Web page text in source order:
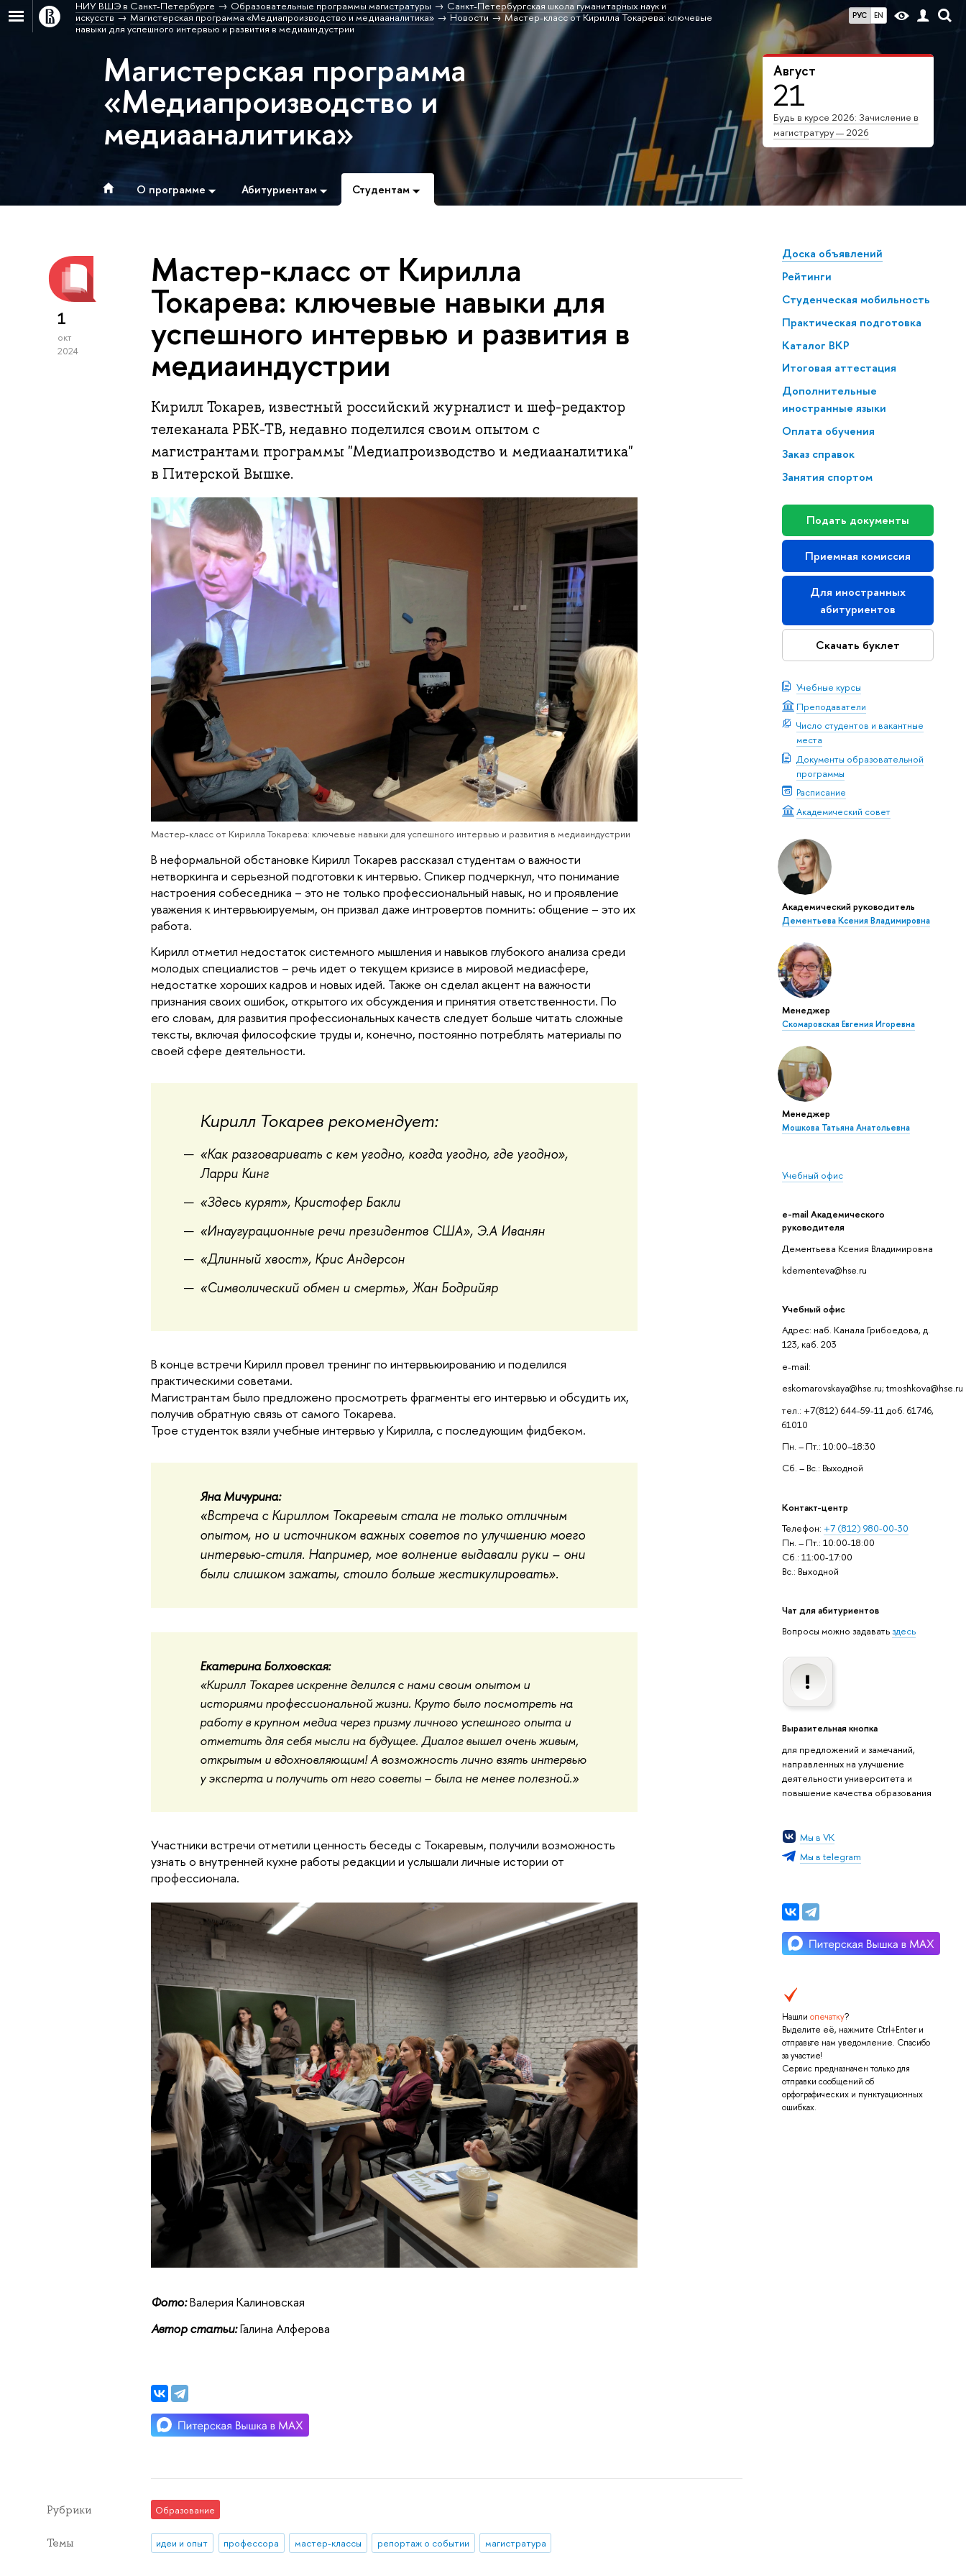
РУС EN
НИУ ВШЭ в Санкт-Петербурге Образовательные программы магистратуры
Санкт-Петербургская школа гуманитарных наук и
искусств
Магистерская программа «Медиапроизводство и медиааналитика» Новости
Мастер-класс от Кирилла Токарева: ключевые
навыки для успешного интервью и развития в медиаиндустрии
Август
21
Будь в курсе 2026: Зачисление в
магистратуру — 2026
Магистерская программа
«Медиапроизводство и
медиааналитика»
О программе Абитуриентам Студентам
Доска объявлений
Рейтинги
Студенческая мобильность
Практическая подготовка
Каталог ВКР
Итоговая аттестация
Дополнительные
иностранные языки
Оплата обучения
Заказ справок
Занятия спортом
Подать документы
Приемная комиссия
Для иностранных
абитуриентов
Скачать буклет
Учебные курсы
Преподаватели
Число студентов и вакантные
места
Документы образовательной
программы
Расписание
Академический совет
Академический руководитель
Дементьева Ксения Владимировна
Менеджер
Скомаровская Евгения Игоревна
Менеджер
Мошкова Татьяна Анатольевна
Учебный офис
e-mail Академического
руководителя
Дементьева Ксения Владимировна
kdementeva@hse.ru
Учебный офис
Адрес: наб. Канала Грибоедова, д.
123, каб. 203
e-mail:
eskomarovskaya@hse.ru; tmoshkova@hse.ru
тел.: +7(812) 644-59-11 доб. 61746,
61010
Пн. – Пт.: 10:00–18:30
Сб. – Вс.: Выходной
Контакт-центр
Телефон: +7 (812) 980-00-30
Пн. – Пт.: 10:00-18:00
Сб.: 11:00-17:00
Вс.: Выходной
Чат для абитуриентов
Вопросы можно задаватьздесь
Выразительная кнопка
для предложений и замечаний,
направленных на улучшение
деятельности университета и
повышение качества образования
Мы в VK
Мы в telegram
Нашли опечатку?
Выделите её, нажмите Ctrl+Enter и
отправьте нам уведомление. Спасибо
за участие!
Сервис предназначен только для
отправки сообщений об
орфографических и пунктуационных
ошибках.
1
окт
2024
Мастер-класс от Кирилла
Токарева: ключевые навыки для
успешного интервью и развития в
медиаиндустрии
Кирилл Токарев, известный российский журналист и шеф-редактор
телеканала РБК-ТВ, недавно поделился своим опытом с
магистрантами программы "Медиапроизводство и медиааналитика"
в Питерской Вышке.
Мастер-класс от Кирилла Токарева: ключевые навыки для успешного интервью и развития в медиаиндустрии
В неформальной обстановке Кирилл Токарев рассказал студентам о важности
нетворкинга и серьезной подготовки к интервью. Спикер подчеркнул, что понимание
настроения собеседника – это не только профессиональный навык, но и проявление
уважения к интервьюируемым, он призвал даже интровертов помнить: общение – это их
работа.
Кирилл отметил недостаток системного мышления и навыков глубокого анализа среди
молодых специалистов – речь идет о текущем кризисе в мировой медиасфере,
недостатке хороших кадров и новых идей. Также он сделал акцент на важности
признания своих ошибок, открытого их обсуждения и принятия ответственности. По
его словам, для развития профессиональных качеств следует больше читать сложные
тексты, включая философские труды и, конечно, постоянно потреблять материалы по
своей сфере деятельности.
Кирилл Токарев рекомендует:
«Как разговаривать с кем угодно, когда угодно, где угодно»,
Ларри Кинг
«Здесь курят», Кристофер Бакли
«Инаугурационные речи президентов США», Э.А Иванян
«Длинный хвост», Крис Андерсон
«Символический обмен и смерть», Жан Бодрийяр
В конце встречи Кирилл провел тренинг по интервьюированию и поделился
практическими советами.
Магистрантам было предложено просмотреть фрагменты его интервью и обсудить их,
получив обратную связь от самого Токарева.
Трое студенток взяли учебные интервью у Кирилла, с последующим фидбеком.
Яна Мичурина:
«Встреча с Кириллом Токаревым стала не только отличным
опытом, но и источником важных советов по улучшению моего
интервью-стиля. Например, мое волнение выдавали руки – они
были слишком зажаты, стоило больше жестикулировать».
Екатерина Болховская:
«Кирилл Токарев искренне делился с нами своим опытом и
историями профессиональной жизни. Круто было посмотреть на
работу в крупном медиа через призму личного успешного опыта и
отметить для себя мысли на будущее. Диалог вышел очень живым,
открытым и вдохновляющим! А возможность лично взять интервью
у эксперта и получить от него советы – была не менее полезной.»
Участники встречи отметили ценность беседы с Токаревым, получили возможность
узнать о внутренней кухне работы редакции и услышали личные истории от
профессионала.
Фото:Валерия Калиновская
Автор статьи:Галина Алферова
Рубрики Образование
Темы идеи и опыт профессора мастер-классы репортаж о событии магистратура